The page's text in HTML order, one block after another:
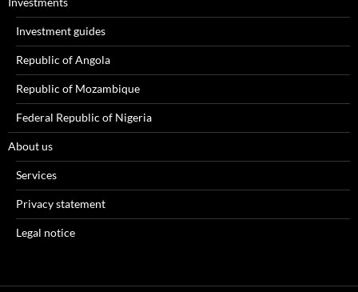
Investment guides
Republic of Angola
Republic of Mozambique
Federal Republic of Nigeria
About us
Services
Privacy statement
Legal notice